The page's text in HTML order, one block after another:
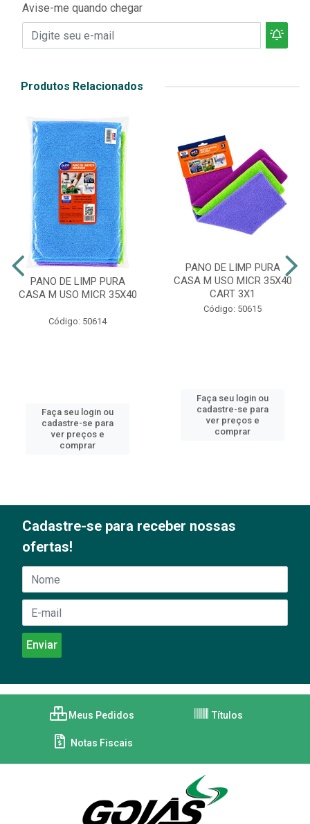
Avise-me quando chegar
Produtos Relacionados
PANO DE LIMP PURA
CASA M USO MICR 35X40
Código: 50614
Faça seu login ou
cadastre-se para
ver preços e
comprar
PANO DE LIMP PURA
CASA M USO MICR 35X40
CART 3X1
Código: 50615
Faça seu login ou
cadastre-se para
ver preços e
comprar
Cadastre-se para receber nossas
ofertas!
Meus Pedidos Títulos
Notas Fiscais